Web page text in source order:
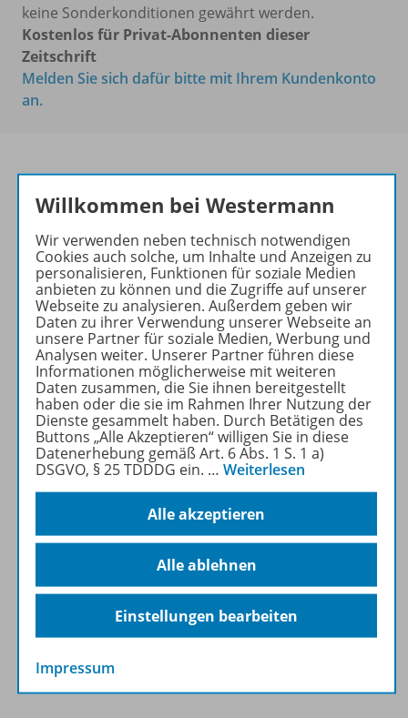
keine Sonderkonditionen gewährt werden.
Kostenlos für Privat-Abonnenten dieser
Zeitschrift
Melden Sie sich dafür bitte mit Ihrem Kundenkonto
an.
PRAXIS POLITIK &
Ihr Wegweiser zu den
wichtigsten Seiten:
zu den Abo-Angeboten
zum Zeitschriftenkiosk
zum Online-Archiv
Mehr zur Zeitschrift
Informationen
Beschreibung
Weitere Inhalte der Ausgabe
Willkommen bei Westermann
Wir verwenden neben technisch notwendigen
Cookies auch solche, um Inhalte und Anzeigen zu
personalisieren, Funktionen für soziale Medien
anbieten zu können und die Zugriffe auf unserer
Webseite zu analysieren. Außerdem geben wir
Daten zu ihrer Verwendung unserer Webseite an
unsere Partner für soziale Medien, Werbung und
Analysen weiter. Unserer Partner führen diese
Informationen möglicherweise mit weiteren
Daten zusammen, die Sie ihnen bereitgestellt
haben oder die sie im Rahmen Ihrer Nutzung der
Dienste gesammelt haben. Durch Betätigen des
Buttons „Alle Akzeptieren“ willigen Sie in diese
Datenerhebung gemäß Art. 6 Abs. 1 S. 1 a)
DSGVO, § 25 TDDDG ein. … Weiterlesen
Alle akzeptieren
Alle ablehnen
Einstellungen bearbeiten
Impressum